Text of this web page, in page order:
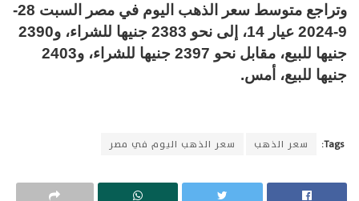
وتراجع متوسط سعر الذهب اليوم في مصر السبت 28-
9-2024 عيار 14، إلى نحو 2383 جنيها للشراء، و2390
جنيها للبيع، مقابل نحو 2397 جنيها للشراء، و2403
جنيها للبيع، أمس.
Tags: سعر الذهب سعر الذهب اليوم في مصر